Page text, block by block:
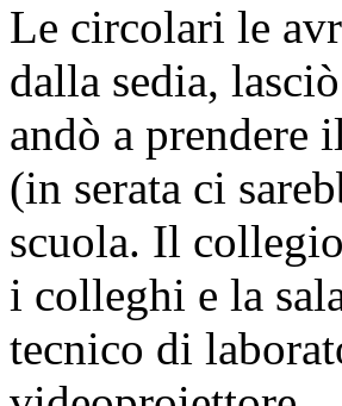
Le circolari le
dalla sedia,
andò a prendere
(in serata ci
scuola. Il
i colleghi e la
tecnico di